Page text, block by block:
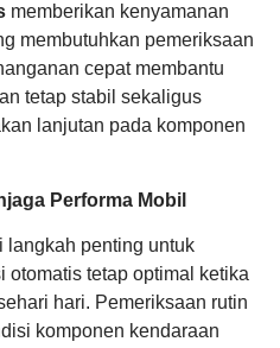
memberikan kenyamanan
membutuhkan pemeriksaan
cepat membantu
tetap stabil sekaligus
lanjutan pada komponen
Performa Mobil
langkah penting untuk
otomatis tetap optimal ketika
hari. Pemeriksaan rutin
komponen kendaraan